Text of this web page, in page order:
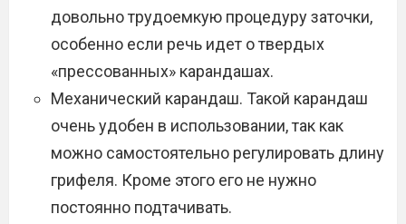
довольно трудоемкую процедуру заточки,
особенно если речь идет о твердых
«прессованных» карандашах.
Механический карандаш. Такой карандаш
очень удобен в использовании, так как
можно самостоятельно регулировать длину
грифеля. Кроме этого его не нужно
постоянно подтачивать.